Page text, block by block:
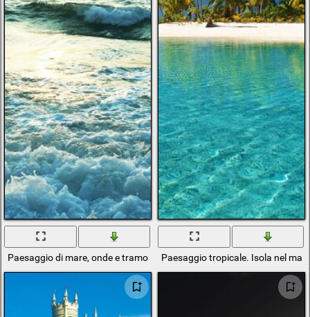
Paesaggio di mare, onde e tramontoPaesaggio tropicale. Isola nel